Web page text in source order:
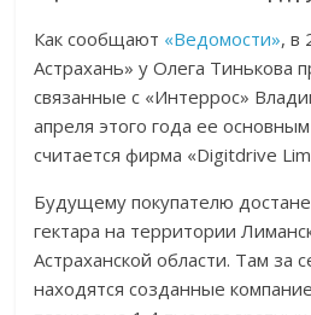
Как сообщают «Ведомости», в
Астрахань» у Олега Тинькова
связанные с «Интеррос»
апреля этого года ее
считается фирма «Digitdrive
Будущему покупателю
гектара на территории
Астраханской области. Там за
находятся созданные